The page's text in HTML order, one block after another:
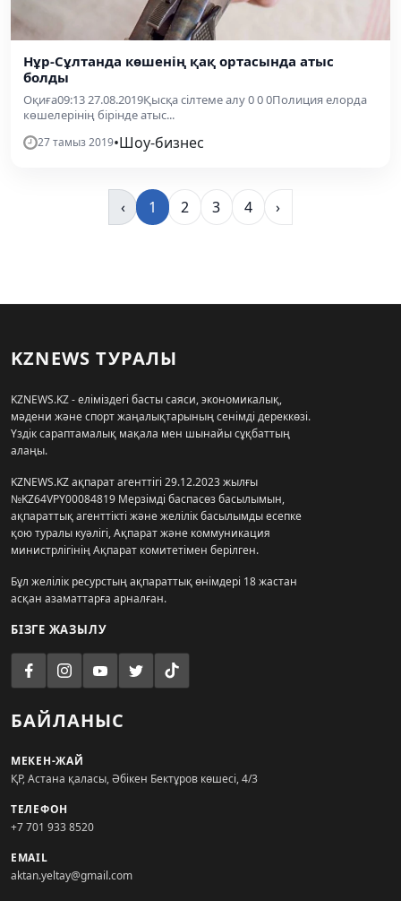
Нұр-Сұлтанда көшенің қақ ортасында атыс
болды
Оқиға09:13 27.08.2019Қысқа сілтеме алу 0 0 0Полиция елорда
көшелерінің бірінде атыс...
27 тамыз 2019•Шоу-бизнес
‹ 1 2 3 4 ›
KZNEWS ТУРАЛЫ
KZNEWS.KZ - еліміздегі басты саяси, экономикалық,
мәдени және спорт жаңалықтарының сенімді дереккөзі.
Үздік сараптамалық мақала мен шынайы сұқбаттың
алаңы.
KZNEWS.KZ ақпарат агенттігі 29.12.2023 жылғы
№KZ64VPY00084819 Мерзімді баспасөз басылымын,
ақпараттық агенттікті және желілік басылымды есепке
қою туралы куәлігі, Ақпарат және коммуникация
министрлігінің Ақпарат комитетімен берілген.
Бұл желілік ресурстың ақпараттық өнімдері 18 жастан
асқан азаматтарға арналған.
БІЗГЕ ЖАЗЫЛУ
БАЙЛАНЫС
МЕКЕН-ЖАЙ
ҚР, Астана қаласы, Әбікен Бектұров көшесі, 4/3
ТЕЛЕФОН
+7 701 933 8520
EMAIL
aktan.yeltay@gmail.com